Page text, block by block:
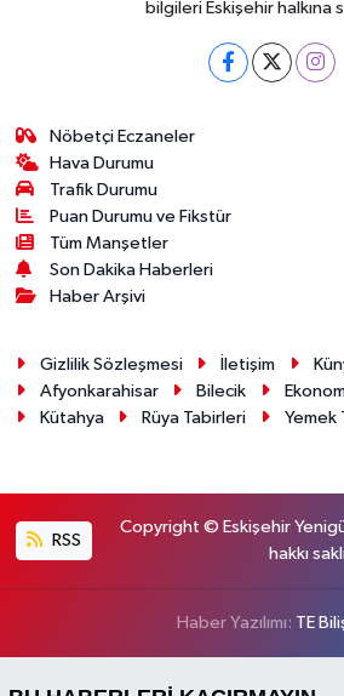
bilgileri Eskişehir halkına
Nöbetçi Eczaneler
Hava Durumu
Trafik Durumu
Puan Durumu ve Fikstür
Tüm Manşetler
Son Dakika Haberleri
Haber Arşivi
Gizlilik Sözleşmesi İletişim
Afyonkarahisar
Bilecik
Kütahya
Rüya Tabirleri Yemek
RSS
Copyright © Eskişehir
hakkı
Haber Yazılımı: TE